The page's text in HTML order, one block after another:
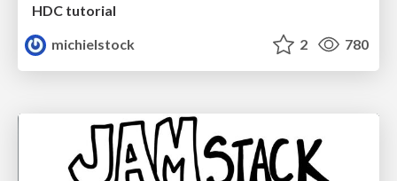
HDC tutorial
michielstock
2 780